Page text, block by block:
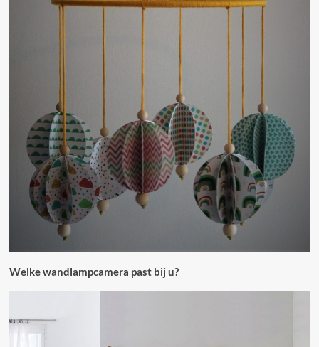
Welke wandlampcamera past bij u?